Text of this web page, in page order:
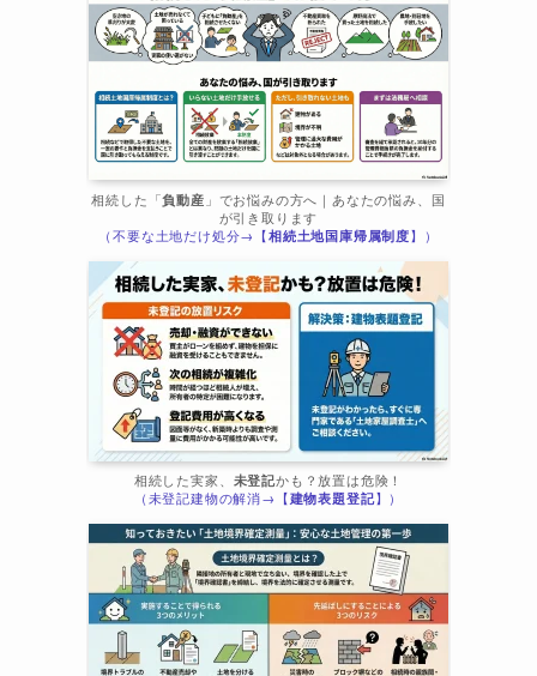
相続した「負動産 」でお悩みの方へ｜あなたの悩み、国
が引き取ります
（不要な土地だけ処分→【相続土地国庫帰属制度】）
相続した実家、 未登記かも？放置は危険！
（未登記建物の解消→【建物表題登記】）